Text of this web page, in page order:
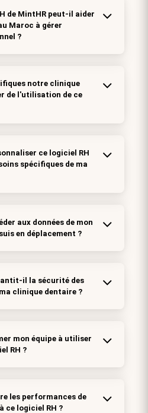
de MintHR peut-il aider
Maroc à gérer
?
notre clinique
de l'utilisation de ce
ce logiciel RH
spécifiques de ma
aux données de mon
en déplacement ?
il la sécurité des
clinique dentaire ?
mon équipe à utiliser
RH ?
les performances de
ce logiciel RH ?